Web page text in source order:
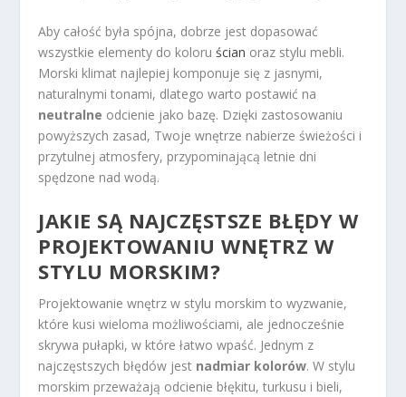
Aby całość była spójna, dobrze jest dopasować
wszystkie elementy do koloruścian oraz stylu mebli.
Morski klimat najlepiej komponuje się z jasnymi,
naturalnymi tonami, dlatego warto postawić na
neutralne odcienie jako bazę. Dzięki zastosowaniu
powyższych zasad, Twoje wnętrze nabierze świeżości i
przytulnej atmosfery, przypominającą letnie dni
spędzone nad wodą.
JAKIE SĄ NAJCZĘSTSZE BŁĘDY W
PROJEKTOWANIU WNĘTRZ W
STYLU MORSKIM?
Projektowanie wnętrz w stylu morskim to wyzwanie,
które kusi wieloma możliwościami, ale jednocześnie
skrywa pułapki, w które łatwo wpaść. Jednym z
najczęstszych błędów jest nadmiar kolorów. W stylu
morskim przeważają odcienie błękitu, turkusu i bieli,